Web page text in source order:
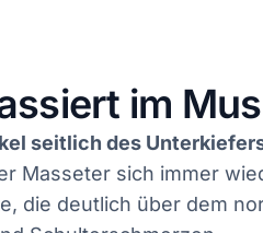
im
seitlich des
Masseter sich immer
die deutlich über dem